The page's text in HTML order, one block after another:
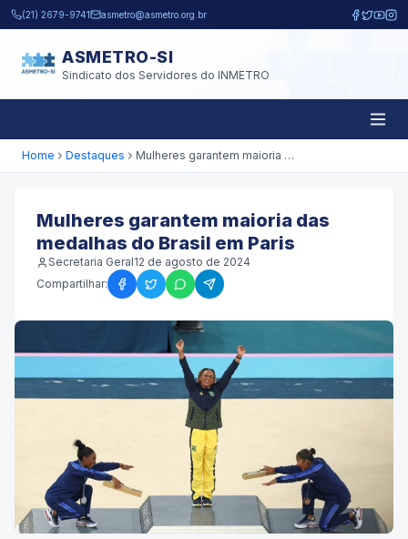
Pular para o conteúdo principal
(21) 2679-9741 asmetro@asmetro.org.br
ASMETRO-SI
Sindicato dos Servidores do INMETRO
Home Destaques Mulheres garantem maioria das medalhas do Brasil em Paris
Mulheres garantem maioria das
medalhas do Brasil em Paris
Secretaria Geral12 de agosto de 2024
Compartilhar: